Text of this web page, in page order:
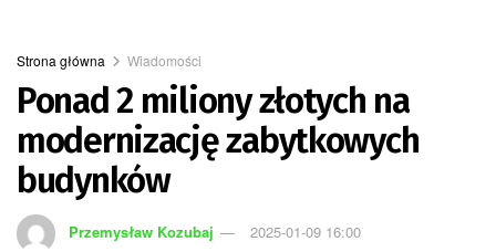
Strona główna Wiadomości
Ponad 2 miliony złotych na
modernizację zabytkowych
budynków
Przemysław Kozubaj 2025-01-09 16:00